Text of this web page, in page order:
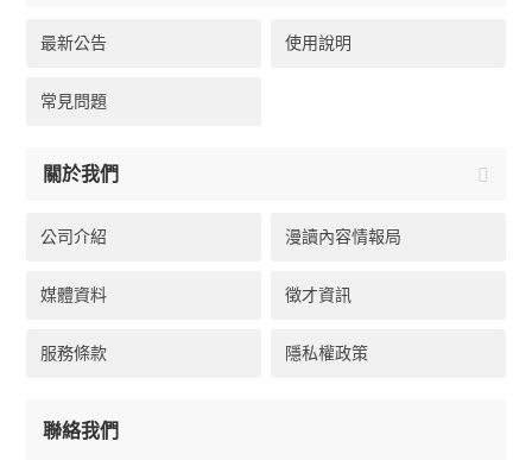
最新公告 使用說明
常見問題
關於我們
公司介紹 漫讀內容情報局
媒體資料 徵才資訊
服務條款 隱私權政策
聯絡我們